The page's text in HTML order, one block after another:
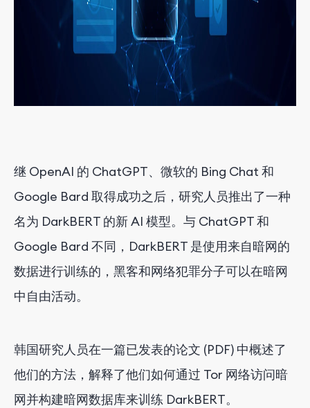
继 OpenAI 的 ChatGPT、微软的 Bing Chat 和
Google Bard 取得成功之后，研究人员推出了一种
名为 DarkBERT 的新 AI 模型。与 ChatGPT 和
Google Bard 不同，DarkBERT 是使用来自暗网的
数据进行训练的，黑客和网络犯罪分子可以在暗网
中自由活动。
韩国研究人员在一篇已发表的论文 (PDF) 中概述了
他们的方法，解释了他们如何通过 Tor 网络访问暗
网并构建暗网数据库来训练 DarkBERT。